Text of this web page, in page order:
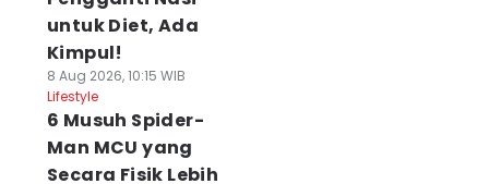
untuk Diet, Ada
Kimpul!
8 Aug 2026, 10:15 WIB
Lifestyle
6 Musuh Spider-
Man MCU yang
Secara Fisik Lebih